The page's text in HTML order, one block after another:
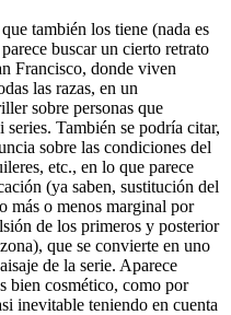
también los tiene (nada es
buscar un cierto retrato
Francisco, donde viven
las razas, en un
sobre personas que
También se podría citar,
sobre las condiciones del
etc., en lo que parece
(ya saben, sustitución del
más o menos marginal por
de los primeros y posterior
que se convierte en uno
de la serie. Aparece
bien cosmético, como por
inevitable teniendo en cuenta